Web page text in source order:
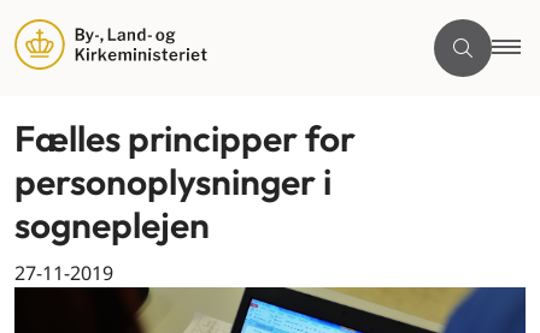
Fælles principper for
personoplysninger i
sogneplejen
27-11-2019